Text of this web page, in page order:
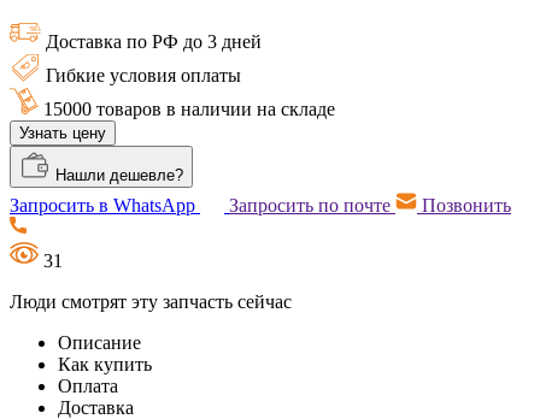
Доставка по РФ до 3 дней
Гибкие условия оплаты
15000 товаров в наличии на складе
Узнать цену
Нашли дешевле?
Запросить в WhatsApp Запросить по почте Позвонить
31
Люди смотрят эту запчасть сейчас
Описание
Как купить
Оплата
Доставка